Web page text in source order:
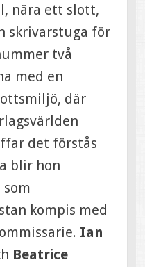
nära ett slott,
skrivarstuga för
två
med en
där
det förstås
blir hon
kompis med
Ian
Beatrice